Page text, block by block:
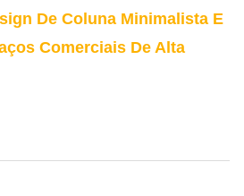
De Coluna Minimalista E
Comerciais De Alta